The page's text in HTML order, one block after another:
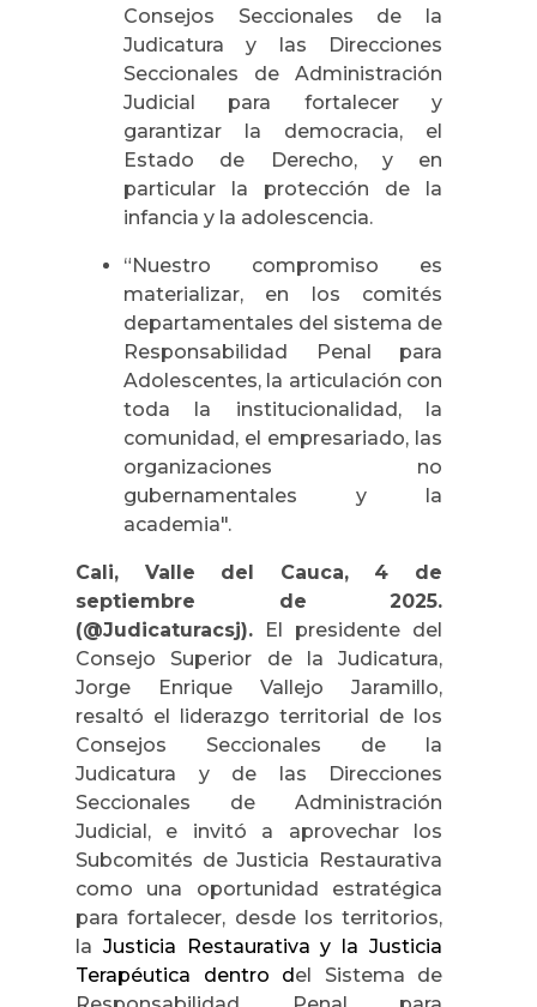
Consejos Seccionales de la
Judicatura y las Direcciones
Seccionales de Administración
Judicial para fortalecer y
garantizar la democracia, el
Estado de Derecho, y en
particular la protección de la
infancia y la adolescencia.
“Nuestro compromiso es
materializar, en los comités
departamentales del sistema de
Responsabilidad Penal para
Adolescentes, la articulación con
toda la institucionalidad, la
comunidad, el empresariado, las
organizaciones no
gubernamentales y la
academia".
Cali, Valle del Cauca, 4 de
septiembre de 2025.
(@Judicaturacsj). El presidente del
Consejo Superior de la Judicatura,
Jorge Enrique Vallejo Jaramillo,
resaltó el liderazgo territorial de los
Consejos Seccionales de la
Judicatura y de las Direcciones
Seccionales de Administración
Judicial, e invitó a aprovechar los
Subcomités de Justicia Restaurativa
como una oportunidad estratégica
para fortalecer, desde los territorios,
la Justicia Restaurativa y la Justicia
Terapéutica dentro del Sistema de